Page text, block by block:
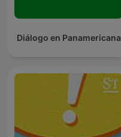
Diálogo en Panamericana